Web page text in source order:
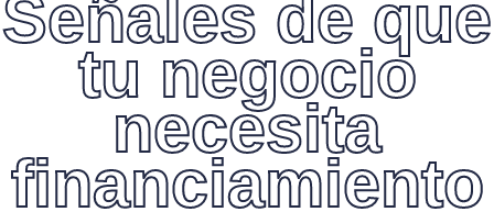
Señales de que
tu negocio
necesita
financiamiento